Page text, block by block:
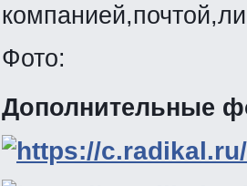
Фото:
Дополнительные